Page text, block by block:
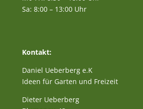
Sa: 8:00 – 13:00 Uhr
Kontakt:
Daniel Ueberberg e.K
Ideen für Garten und Freizeit
Dieter Ueberberg